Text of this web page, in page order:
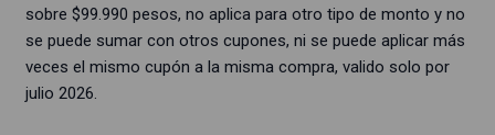
sobre $99.990 pesos, no aplica para otro tipo de monto y no
se puede sumar con otros cupones, ni se puede aplicar más
veces el mismo cupón a la misma compra, valido solo por
julio 2026.